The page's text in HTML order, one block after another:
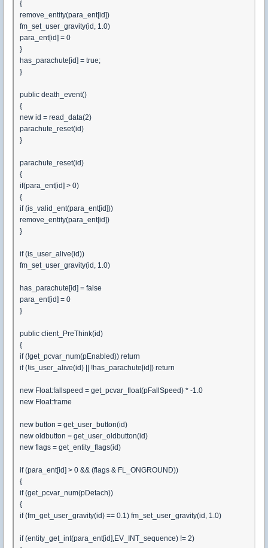
{
remove_entity(para_ent[id])
fm_set_user_gravity(id, 1.0)
para_ent[id] = 0
}
has_parachute[id] = true;
}
public death_event()
{
new id = read_data(2)
parachute_reset(id)
}
parachute_reset(id)
{
if(para_ent[id] > 0)
{
if (is_valid_ent(para_ent[id]))
remove_entity(para_ent[id])
}
if (is_user_alive(id))
fm_set_user_gravity(id, 1.0)
has_parachute[id] = false
para_ent[id] = 0
}
public client_PreThink(id)
{
if (!get_pcvar_num(pEnabled)) return
if (!is_user_alive(id) || !has_parachute[id]) return
new Float:fallspeed = get_pcvar_float(pFallSpeed) * -1.0
new Float:frame
new button = get_user_button(id)
new oldbutton = get_user_oldbutton(id)
new flags = get_entity_flags(id)
if (para_ent[id] > 0 && (flags & FL_ONGROUND))
{
if (get_pcvar_num(pDetach))
{
if (fm_get_user_gravity(id) == 0.1) fm_set_user_gravity(id, 1.0)
if (entity_get_int(para_ent[id],EV_INT_sequence) != 2)